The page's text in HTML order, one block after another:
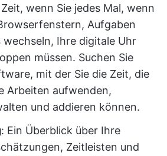
wenn Sie jedes Mal, wenn
Aufgaben
Ihre digitale Uhr
müssen. Suchen Sie
mit der Sie die Zeit, die
Arbeiten aufwenden,
und addieren können.
: Ein Überblick über Ihre
Zeitleisten und